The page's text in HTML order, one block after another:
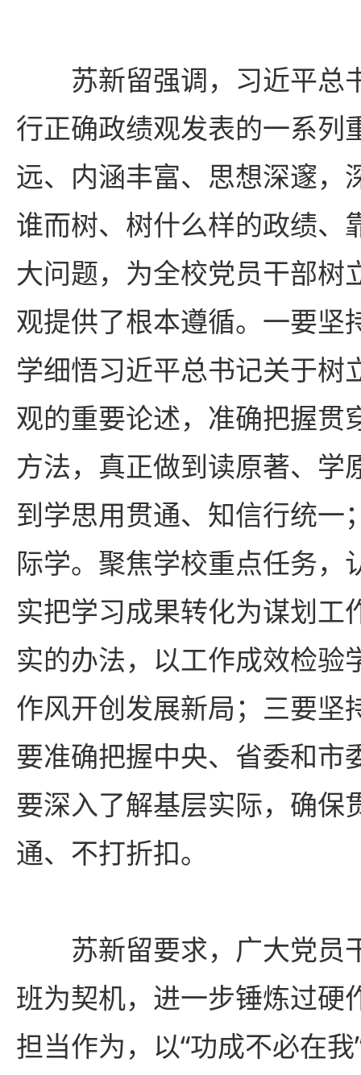
苏新留强调，习近平总
行正确政绩观发表的一系列
远、内涵丰富、思想深邃，
谁而树、树什么样的政绩、
大问题，为全校党员干部树
观提供了根本遵循。一要坚
学细悟习近平总书记关于树
观的重要论述，准确把握贯
方法，真正做到读原著、学
到学思用贯通、知信行统一
际学。聚焦学校重点任务，
实把学习成果转化为谋划工
实的办法，以工作成效检验
作风开创发展新局；三要坚
要准确把握中央、省委和市
要深入了解基层实际，确保
通、不打折扣。
苏新留要求，广大党员
班为契机，进一步锤炼过硬
担当作为，以“功成不必在